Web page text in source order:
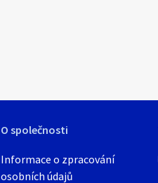
O společnosti
Informace o zpracování
osobních údajů